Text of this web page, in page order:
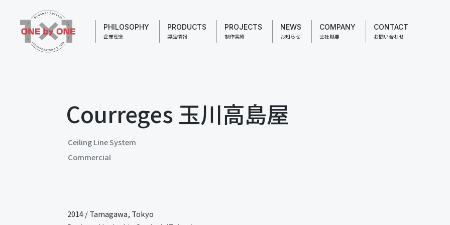
PHILOSOPHY
企業理念
PRODUCTS
製品情報
PROJECTS
制作実績
NEWS
お知らせ
COMPANY
会社概要
CONTACT
お問い合わせ
Courreges 玉川高島屋
Ceiling Line System
Commercial
2014/Tamagawa, Tokyo